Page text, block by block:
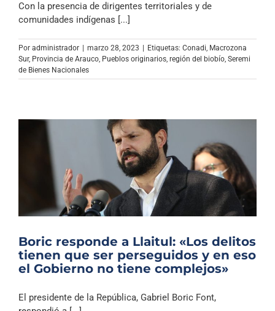
Con la presencia de dirigentes territoriales y de
comunidades indígenas [...]
Por administrador marzo 28, 2023 Etiquetas: Conadi, Macrozona
Sur, Provincia de Arauco, Pueblos originarios, región del biobío, Seremi
de Bienes Nacionales
Boric responde a Llaitul: «Los delitos
tienen que ser perseguidos y en eso
el Gobierno no tiene complejos»
El presidente de la República, Gabriel Boric Font,